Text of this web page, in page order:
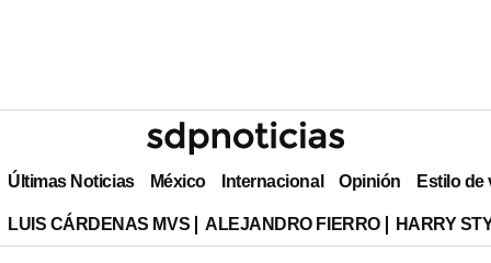
Últimas Noticias México Internacional Opinión Estilo de
LUIS CÁRDENAS MVS ALEJANDRO FIERRO HARRY